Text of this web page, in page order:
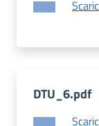
DTU_6.pdf